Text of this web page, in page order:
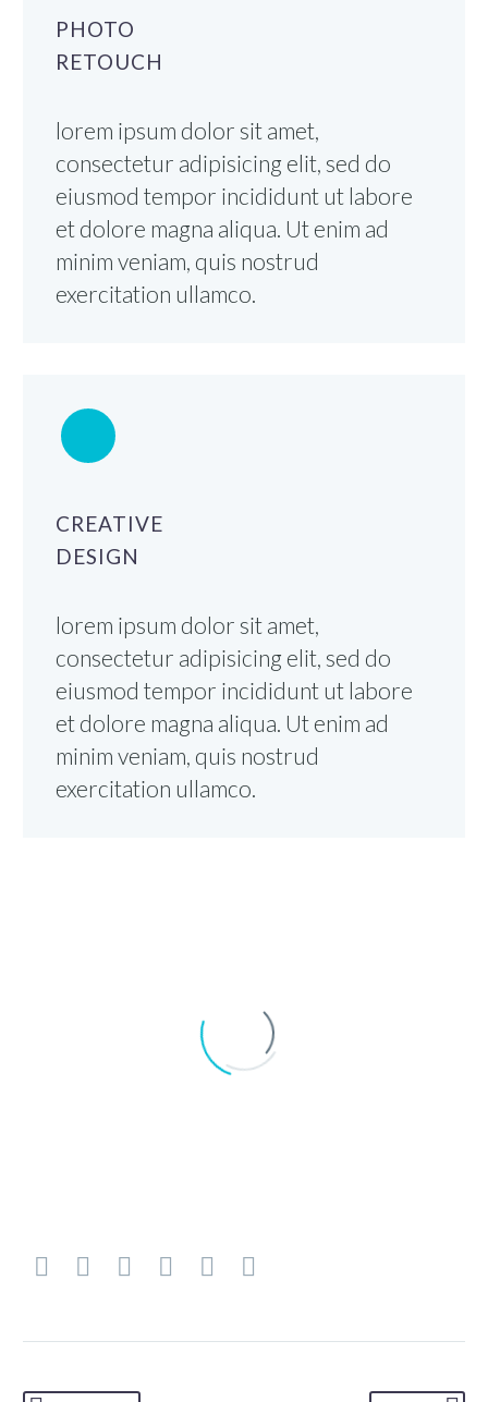
PHOTO
RETOUCH
lorem ipsum dolor sit amet,
consectetur adipisicing elit, sed do
eiusmod tempor incididunt ut labore
et dolore magna aliqua. Ut enim ad
minim veniam, quis nostrud
exercitation ullamco.
CREATIVE
DESIGN
lorem ipsum dolor sit amet,
consectetur adipisicing elit, sed do
eiusmod tempor incididunt ut labore
et dolore magna aliqua. Ut enim ad
minim veniam, quis nostrud
exercitation ullamco.